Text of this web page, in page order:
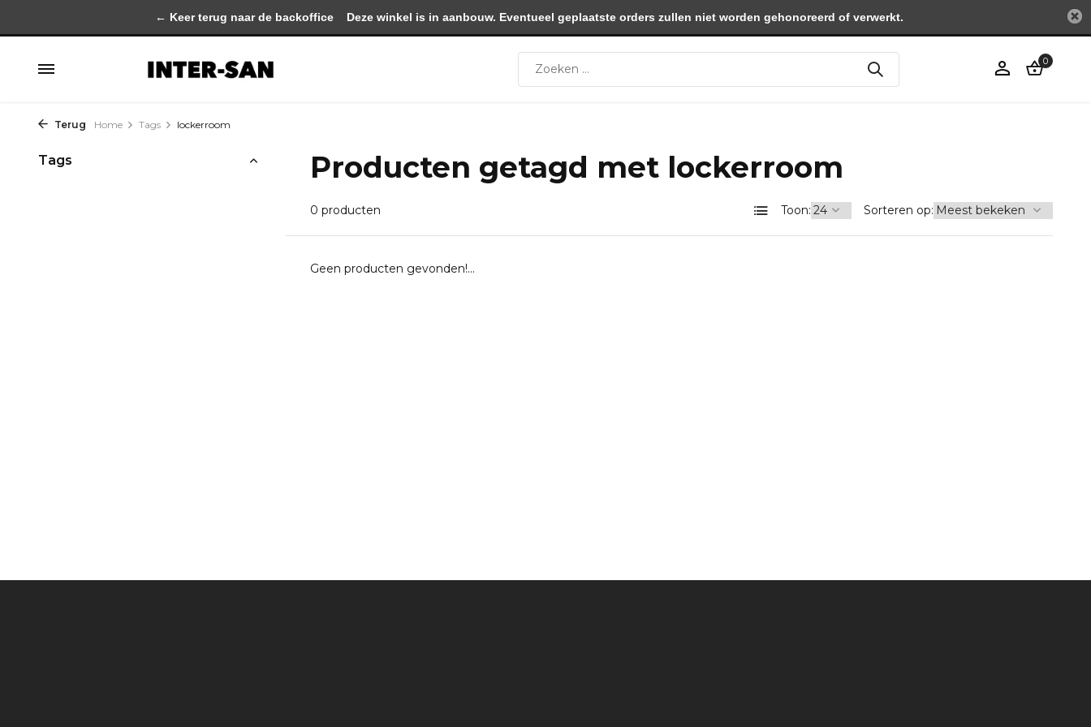
0
Terug Home Tags lockerroom
Tags Producten getagd met lockerroom
0 producten Toon: Sorteren op:
Geen producten gevonden!...
← Keer terug naar de backoffice Deze winkel is in aanbouw. Eventueel geplaatste orders zullen niet worden gehonoreerd of verwerkt.